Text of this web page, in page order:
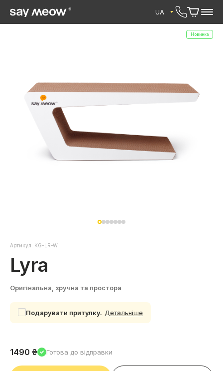
UA
Новинка
Артикул: KG-LR-W
Lyra
Оригінальна, зручна та простора
Подарувати притулку. Детальнiше
1490 ₴ Готова до вiдправки